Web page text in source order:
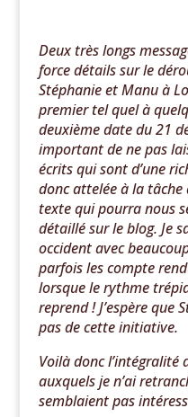
Deux très longs
force détails sur le
Stéphanie et Manu à
premier tel quel à
deuxième date du 21
important de ne pas
écrits qui sont d’une
donc attelée à la tâche
texte qui pourra nous
détaillé sur le blog. Je
occident avec
parfois les compte
lorsque le rythme
reprend ! J’espère que
pas de cette initiative.
Voilà donc l’intégralité
auxquels je n’ai
semblaient pas